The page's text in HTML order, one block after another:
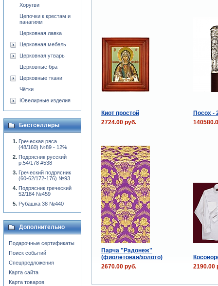
Киот простой
Посох -
2724.00 руб.
Парча "Радонеж"
(фиолетовая/золото)
2670.00 руб.
2190.00
Хоругви
Цепочки к крестам и
панагиям
Церковная лавка
Церковная мебель
Церковная утварь
Церковные бра
Церковные ткани
Чётки
Ювелирные изделия
Бестселлеры
Греческая ряса
(48/160) №89 - 12%
Подрясник русский
р.54/178 #538
Греческий подрясник
(60-62/172-176) №93
Подрясник греческий
52/184 №459
Рубашка 38 №440
Дополнительно
Подарочные сертификаты
Поиск событий
Спецпредложения
Карта сайта
Карта товаров